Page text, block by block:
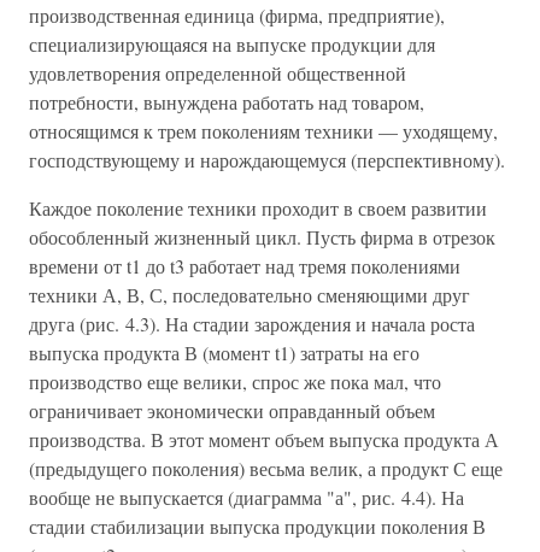
производственная единица (фирма, предприятие),
специализирующаяся на выпуске продукции для
удовлетворения определенной общественной
потребности, вынуждена работать над товаром,
относящимся к трем поколениям техники — уходящему,
господствующему и нарождающемуся (перспективному).
Каждое поколение техники проходит в своем развитии
обособленный жизненный цикл. Пусть фирма в отрезок
времени от t1 до t3 работает над тремя поколениями
техники А, В, С, последовательно сменяющими друг
друга (рис. 4.3). На стадии зарождения и начала роста
выпуска продукта В (момент t1) затраты на его
производство еще велики, спрос же пока мал, что
ограничивает экономически оправданный объем
производства. В этот момент объем выпуска продукта А
(предыдущего поколения) весьма велик, а продукт С еще
вообще не выпускается (диаграмма "а", рис. 4.4). На
стадии стабилизации выпуска продукции поколения В